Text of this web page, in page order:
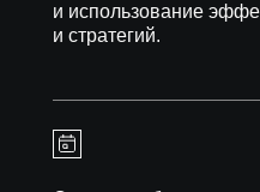
и использование
и стратегий.